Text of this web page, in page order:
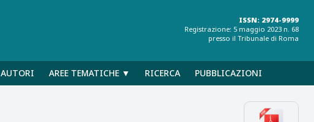
ISSN: 2974-9999
Registrazione: 5 maggio 2023 n. 68
presso il Tribunale di Roma
AUTORI AREE TEMATICHE ▼ RICERCA PUBBLICAZIONI